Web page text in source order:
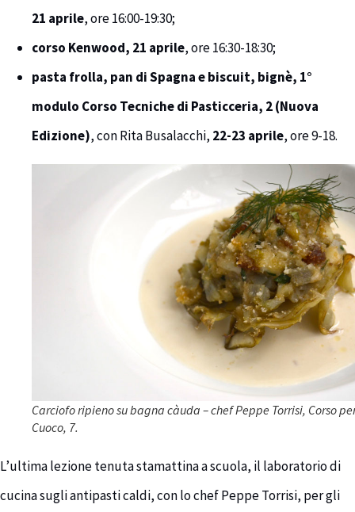
21 aprile, ore 16:00-19:30;
corso Kenwood, 21 aprile, ore 16:30-18:30;
pasta frolla, pan di Spagna e biscuit, bignè, 1°
modulo Corso Tecniche di Pasticceria, 2 (Nuova
Edizione), con Rita Busalacchi, 22-23 aprile, ore 9-18.
Carciofo ripieno su bagna càuda – chef Peppe Torrisi, Corso
Cuoco, 7.
L’ultima lezione tenuta stamattina a scuola, il laboratorio di
cucina sugli antipasti caldi, con lo chef Peppe Torrisi, per gli